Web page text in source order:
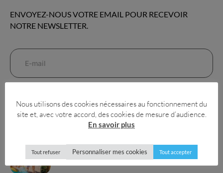
ENVOYEZ-NOUS VOTRE EMAIL POUR RECEVOIR
NOTRE NEWSLETTER.
NOS DERNIERS ARTICLES
Lire la suite »
Nous utilisons des cookies nécessaires au fonctionnement du
site et, avec votre accord, des cookies de mesure d’audience.
En savoir plus
Tout refuser Personnaliser mes cookies Tout accepter